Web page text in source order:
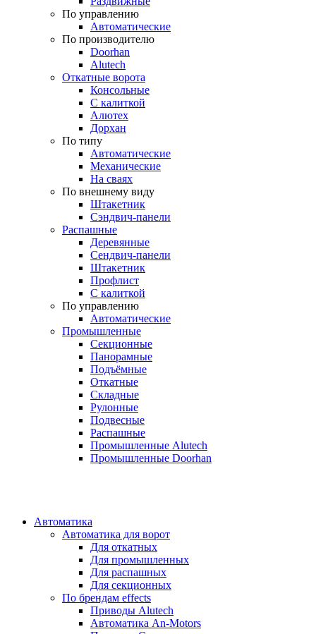
По управлению
Автоматические
По производителю
Doorhan
Alutech
Откатные ворота
Консольные
С калиткой
Алютех
Дорхан
По типу
Автоматические
Механические
На сваях
По внешнему виду
Штакетник
Сэндвич-панели
Распашные
Деревянные
Сендвич-панели
Штакетник
Профлист
С калиткой
По управлению
Автоматические
Промышленные
Секционные
Панорамные
Подъёмные
Откатные
Складные
Рулонные
Подвесные
Распашные
Промышленные Alutech
Промышленные Doorhan
Автоматика
Автоматика для ворот
Для откатных
Для промышленных
Для распашных
Для секционных
По брендам effects
Приводы Alutech
Автоматика An-Motors